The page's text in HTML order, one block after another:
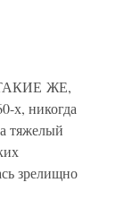
ЖЕ,
х, никогда
тяжелый
зрелищно